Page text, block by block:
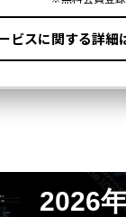
2026